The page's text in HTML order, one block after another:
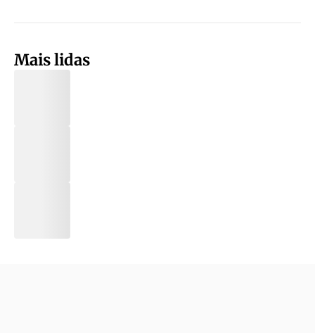
Mais lidas